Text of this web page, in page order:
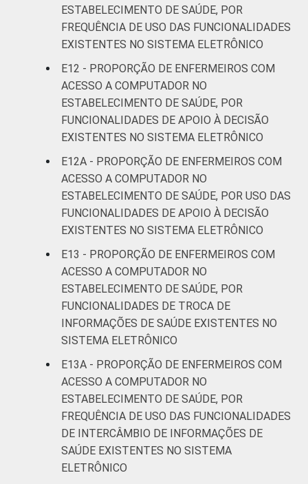
ESTABELECIMENTO DE SAÚDE, POR
FREQUÊNCIA DE USO DAS FUNCIONALIDADES
EXISTENTES NO SISTEMA ELETRÔNICO
E12 - PROPORÇÃO DE ENFERMEIROS COM
ACESSO A COMPUTADOR NO
ESTABELECIMENTO DE SAÚDE, POR
FUNCIONALIDADES DE APOIO À DECISÃO
EXISTENTES NO SISTEMA ELETRÔNICO
E12A - PROPORÇÃO DE ENFERMEIROS COM
ACESSO A COMPUTADOR NO
ESTABELECIMENTO DE SAÚDE, POR USO DAS
FUNCIONALIDADES DE APOIO À DECISÃO
EXISTENTES NO SISTEMA ELETRÔNICO
E13 - PROPORÇÃO DE ENFERMEIROS COM
ACESSO A COMPUTADOR NO
ESTABELECIMENTO DE SAÚDE, POR
FUNCIONALIDADES DE TROCA DE
INFORMAÇÕES DE SAÚDE EXISTENTES NO
SISTEMA ELETRÔNICO
E13A - PROPORÇÃO DE ENFERMEIROS COM
ACESSO A COMPUTADOR NO
ESTABELECIMENTO DE SAÚDE, POR
FREQUÊNCIA DE USO DAS FUNCIONALIDADES
DE INTERCÂMBIO DE INFORMAÇÕES DE
SAÚDE EXISTENTES NO SISTEMA
ELETRÔNICO